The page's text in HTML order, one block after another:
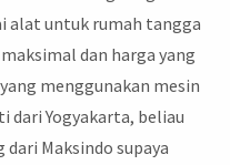
alat untuk rumah tangga
dan harga yang
menggunakan mesin
dari Yogyakarta, beliau
Maksindo supaya